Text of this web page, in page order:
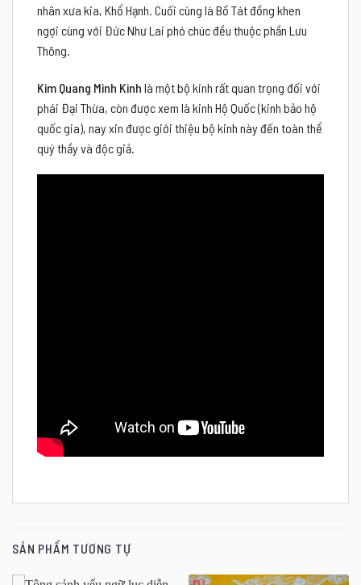
nhân xưa kia, Khổ Hạnh. Cuối cùng là Bồ Tát đồng khen
ngợi cùng với Đức Như Lai phó chúc đều thuộc phần Lưu
Thông.
Kim Quang Minh Kinh là một bộ kinh rất quan trọng đối với
phái Đại Thừa, còn được xem là kinh Hộ Quốc (kinh bảo hộ
quốc gia), nay xin được giới thiệu bộ kinh này đến toàn thể
quý thầy và độc giả.
SẢN PHẨM TƯƠNG TỰ